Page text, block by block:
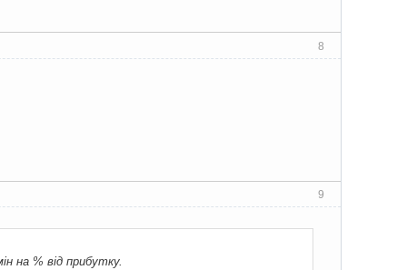
8
9
на % від прибутку.